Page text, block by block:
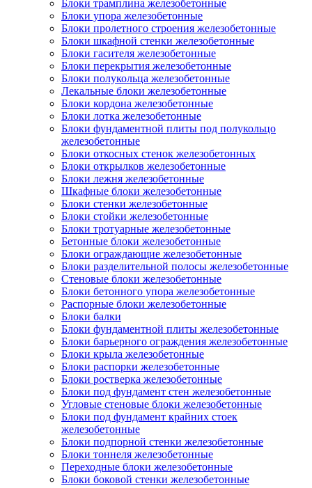
Блоки трамплина железобетонные
Блоки упора железобетонные
Блоки пролетного строения железобетонные
Блоки шкафной стенки железобетонные
Блоки гасителя железобетонные
Блоки перекрытия железобетонные
Блоки полукольца железобетонные
Лекальные блоки железобетонные
Блоки кордона железобетонные
Блоки лотка железобетонные
Блоки фундаментной плиты под полукольцо
железобетонные
Блоки откосных стенок железобетонных
Блоки открылков железобетонные
Блоки лежня железобетонные
Шкафные блоки железобетонные
Блоки стенки железобетонные
Блоки стойки железобетонные
Блоки тротуарные железобетонные
Бетонные блоки железобетонные
Блоки ограждающие железобетонные
Блоки разделительной полосы железобетонные
Стеновые блоки железобетонные
Блоки бетонного упора железобетонные
Распорные блоки железобетонные
Блоки балки
Блоки фундаментной плиты железобетонные
Блоки барьерного ограждения железобетонные
Блоки крыла железобетонные
Блоки распорки железобетонные
Блоки ростверка железобетонные
Блоки под фундамент стен железобетонные
Угловые стеновые блоки железобетонные
Блоки под фундамент крайних стоек
железобетонные
Блоки подпорной стенки железобетонные
Блоки тоннеля железобетонные
Переходные блоки железобетонные
Блоки боковой стенки железобетонные